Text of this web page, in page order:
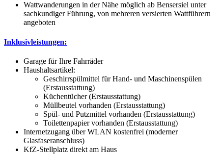
Wattwanderungen in der Nähe möglich ab Bensersiel unter
sachkundiger Führung, von mehreren versierten Wattführern
angeboten
Inklusivleistungen:
Garage für Ihre Fahrräder
Haushaltsartikel:
Geschirrspülmittel für Hand- und Maschinenspülen
(Erstausstattung)
Küchentücher (Erstausstattung)
Müllbeutel vorhanden (Erstausstattung)
Spül- und Putzmittel vorhanden (Erstausstattung)
Toilettenpapier vorhanden (Erstausstattung)
Internetzugang über WLAN kostenfrei (moderner
Glasfaseranschluss)
KfZ-Stellplatz direkt am Haus